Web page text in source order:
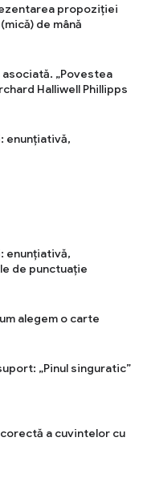
propoziției
de mână
„Povestea
Halliwell Phillipps
enunțiativă,
enunțiativă,
de punctuație
alegem o carte
„Pinul singuratic”
a cuvintelor cu